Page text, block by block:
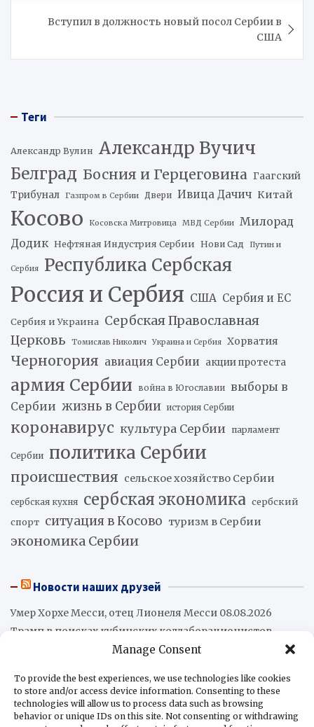
Manage Consent
To provide the best experiences, we use technologies like cookies
to store and/or access device information. Consenting to these
technologies will allow us to process data such as browsing
behavior or unique IDs on this site. Not consenting or withdrawing
Вступил в должность новый посол Сербии в
США
Теги
Александр Вулин Александр Вучич
Белград Босния и Герцеговина Гаагский
Трибунал Газпром в Сербии Двери Ивица Дачич Китай
Косово Косовска Митровица МВД Сербии
Милорад
Додик Нефтяная Индустрия Сербии Нови Сад Путин и
Сербия Республика Сербская
Россия и Сербия США Сербия и ЕС
Сербия и Украина Сербская Православная
Церковь
Томислав Николич Украина и Сербия Хорватия
Черногория авиация Сербии акции протеста
армия Сербии война в Югославии
выборы в
Сербии жизнь в Сербии история Сербии
коронавирус культура Сербии парламент
Сербии политика Сербии
происшествия сельское хозяйство Сербии
сербская кухня сербская экономика сербский
спорт ситуация в Косово туризм в Сербии
экономика Сербии
Новости наших друзей
Умер Хорхе Месси, отец Лионеля Месси 08.08.2026
Трамп в поисках кубинских коллаборационистов
президента Колумбии 08.08.2026
Промышленное производство в Аргентине
сократилось на 2,2% 08.08.2026